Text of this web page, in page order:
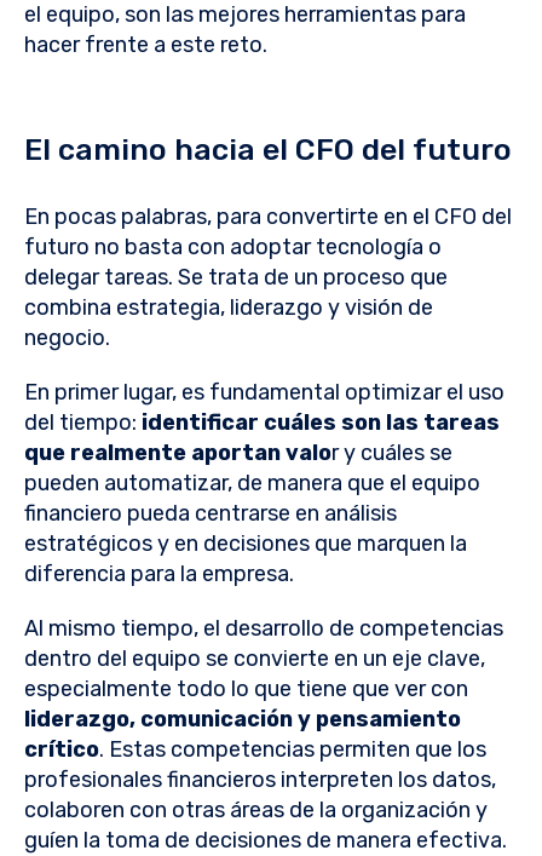
el equipo, son las mejores herramientas para
hacer frente a este reto.
El camino hacia el CFO del futuro
En pocas palabras, para convertirte en el CFO del
futuro no basta con adoptar tecnología o
delegar tareas. Se trata de un proceso que
combina estrategia, liderazgo y visión de
negocio.
En primer lugar, es fundamental optimizar el uso
del tiempo: identificar cuáles son las tareas
que realmente aportan valor y cuáles se
pueden automatizar, de manera que el equipo
financiero pueda centrarse en análisis
estratégicos y en decisiones que marquen la
diferencia para la empresa.
Al mismo tiempo, el desarrollo de competencias
dentro del equipo se convierte en un eje clave,
especialmente todo lo que tiene que ver con
liderazgo, comunicación y pensamiento
crítico. Estas competencias permiten que los
profesionales financieros interpreten los datos,
colaboren con otras áreas de la organización y
guíen la toma de decisiones de manera efectiva.